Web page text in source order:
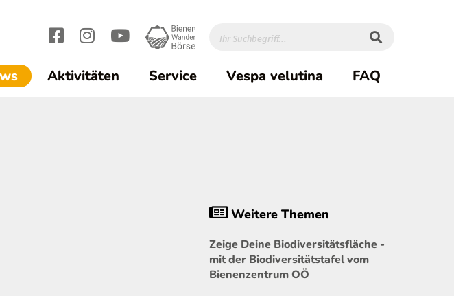
(current)1
Aktivitäten Service Vespa velutina FAQ
Weitere Themen
Zeige Deine Biodiversitätsfläche -
mit der Biodiversitätstafel vom
Bienenzentrum OÖ